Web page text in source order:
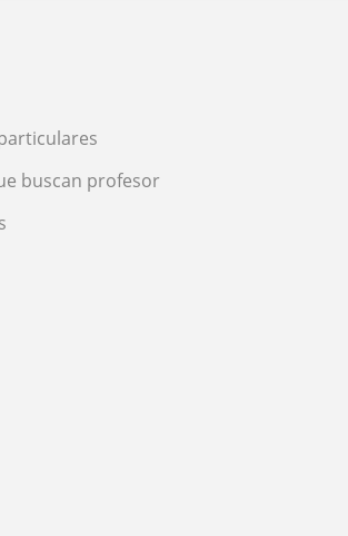
buscan profesor